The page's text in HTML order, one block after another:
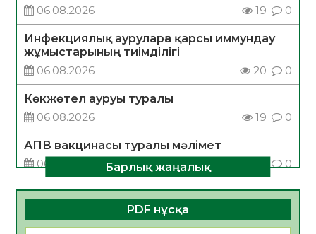
06.08.2026
19 0
Инфекциялық ауруларға қарсы иммундау
жұмыстарының тиімділігі
06.08.2026
20 0
Көкжөтел ауруы туралы
06.08.2026
19 0
АПВ вакцинасы туралы мәлімет
06.08.2026
0
Open Air: Қызылорда облысы полиция
департаменті 20 мыңнан астам
көрерменнің қауіпсіздігін қамтамасыз етті
Барлық жаңалық
PDF нұсқа